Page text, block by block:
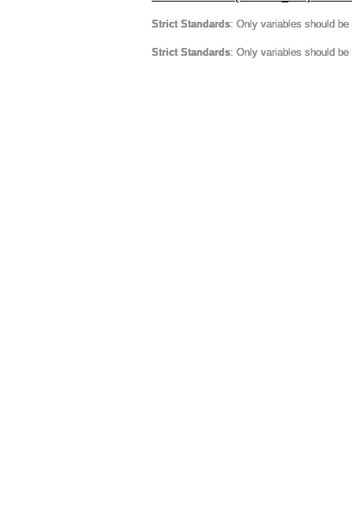
Strict Standards: Only variables should
Strict Standards: Only variables should